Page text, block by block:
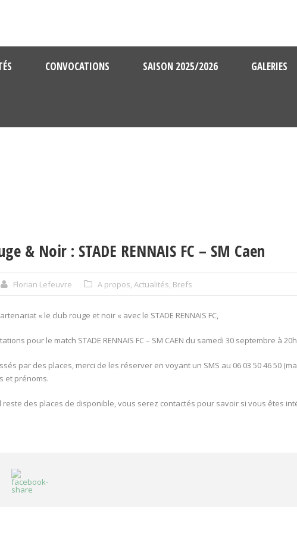
CONVOCATIONS SAISON 2025/2026 GALERIES
& Noir : STADE RENNAIS FC – SM Caen
Florian Lefeuvre A propos, Actualités, Brefs
« le club rouge et noir « avec le STADE RENNAIS FC,
pour le match STADE RENNAIS FC – SM CAEN du samedi 30 septembre à
par des places, merci de les réserver en voyant un SMS au 06 03 50 46 50
et prénoms.
reste des places de disponible, vous serez contactés pour savoir si vous êtes